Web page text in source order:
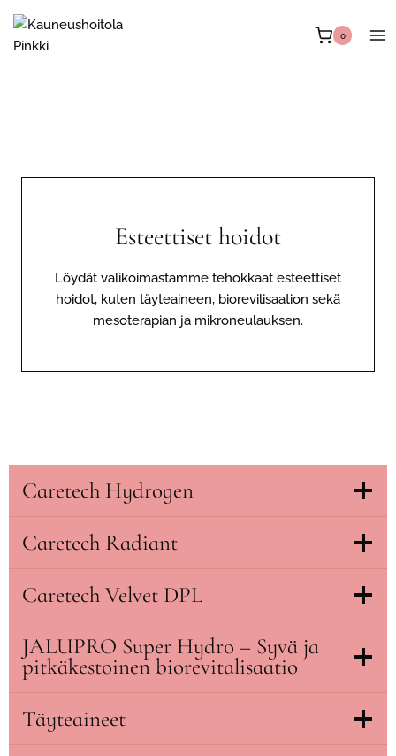
sisältöön
0
Esteettiset hoidot
Löydät valikoimastamme tehokkaat esteettiset
hoidot, kuten täyteaineen, biorevilisaation sekä
mesoterapian ja mikroneulauksen.
Caretech Hydrogen
Caretech Radiant
Caretech Velvet DPL
JALUPRO Super Hydro – Syvä ja
pitkäkestoinen biorevitalisaatio
Täyteaineet